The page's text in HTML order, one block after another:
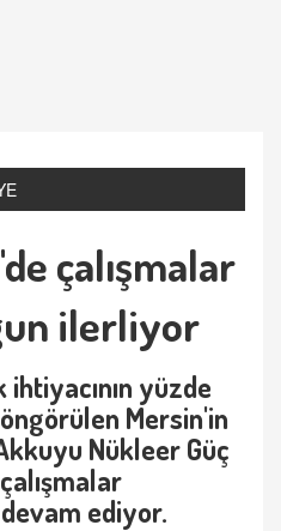
çalışmalar
ilerliyor
yüzde
Mersin'in
Nükleer Güç
ediyor.